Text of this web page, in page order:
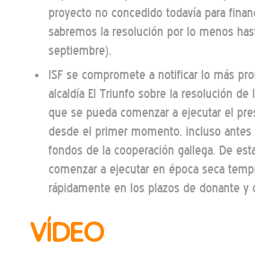
proyecto no concedido todavía para
sabremos la resolución por lo menos
septiembre).
ISF se compromete a notificar lo más
alcaldía El Triunfo sobre la resolución de
que se pueda comenzar a ejecutar el
desde el primer momento, incluso antes
fondos de la cooperación gallega. De
comenzar a ejecutar en época seca
rápidamente en los plazos de donante y
VÍDEO